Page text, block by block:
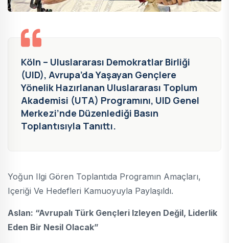
Köln – Uluslararası Demokratlar Birliği
(UID), Avrupa’da Yaşayan Gençlere
Yönelik Hazırlanan Uluslararası Toplum
Akademisi (UTA) Programını, UID Genel
Merkezi’nde Düzenlediği Basın
Toplantısıyla Tanıttı.
Yoğun Ilgi Gören Toplantıda Programın Amaçları,
Içeriği Ve Hedefleri Kamuoyuyla Paylaşıldı.
Aslan: “Avrupalı Türk Gençleri Izleyen Değil, Liderlik
Eden Bir Nesil Olacak”